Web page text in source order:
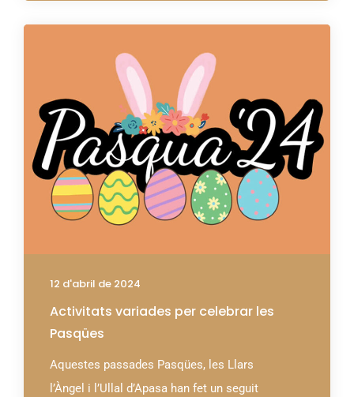
12 d'abril de 2024
Activitats variades per celebrar les
Pasqües
Aquestes passades Pasqües, les Llars
l’Àngel i l’Ullal d’Apasa han fet un seguit